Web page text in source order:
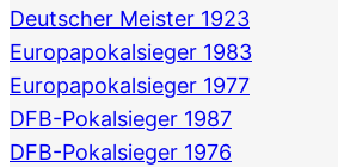
Deutscher Meister 1923
Europapokalsieger 1983
Europapokalsieger 1977
DFB-Pokalsieger 1987
DFB-Pokalsieger 1976